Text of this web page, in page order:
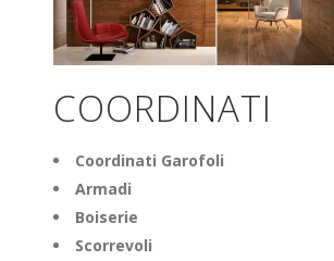
COORDINATI
Coordinati Garofoli
Armadi
Boiserie
Scorrevoli